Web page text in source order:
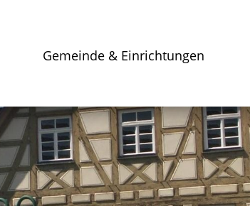
Gemeinde & Einrichtungen